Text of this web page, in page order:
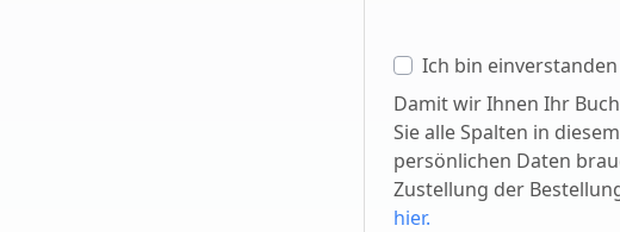
Ich bin
Damit wir Ihnen Ihr
Sie alle Spalten in
persönlichen Daten
Zustellung der
hier.